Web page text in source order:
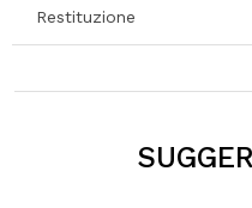
Restituzione